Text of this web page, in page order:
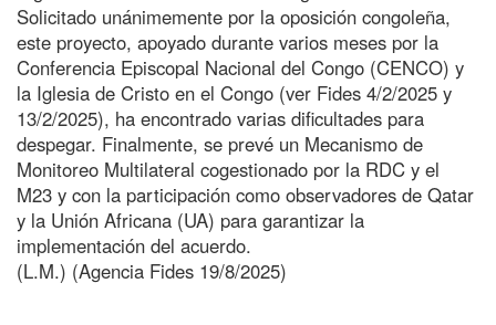
Solicitado unánimemente por la oposición congoleña,
este proyecto, apoyado durante varios meses por la
Conferencia Episcopal Nacional del Congo (CENCO) y
la Iglesia de Cristo en el Congo (ver Fides 4/2/2025 y
13/2/2025), ha encontrado varias dificultades para
despegar. Finalmente, se prevé un Mecanismo de
Monitoreo Multilateral cogestionado por la RDC y el
M23 y con la participación como observadores de Qatar
y la Unión Africana (UA) para garantizar la
implementación del acuerdo.
(L.M.) (Agencia Fides 19/8/2025)